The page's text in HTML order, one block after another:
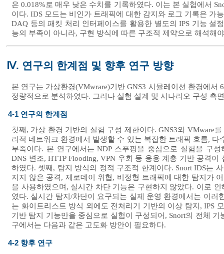
은 0.018%로 매우 낮은 수치를 기록하였다. 이는 본 실험에서
이다. IDS 모드는 비인가 트래픽에 대한 감지와 로그 기록은 가
DAQ 등의 패킷 처리 인터페이스를 활용한 별도의 IPS 기능 설
능의 부족이 아니라, 구현 방식에 따른 구조적 제약으로 해석해
Ⅳ. 연구의 한계점 및 향후 연구 방향
본 연구는 가상환경(VMwrare)기반 GNS3 시뮬레이션 환경에
정량적으로 분석하였다. 그러나 실험 설계 및 시나리오 구성 측
4-1 연구의 한계점
첫째, 가상 환경 기반의 실험 구성 제한이다. GNS3와 VMware
리적 네트워크 환경에서 발생할 수 있는 복잡한 트래픽 흐름,
부족이다. 본 연구에서는 NDP 스푸핑을 중심으로 실험을 구
DNS 변조, HTTP Flooding, VPN 우회 등 응용 계층 기반 공격
하였다. 셋째, 탐지 방식의 정적 구조적 한계이다. Snort IDS는
지지 않은 공격, 제로데이 위협, 비정형 트래픽에 대한 탐지가
을 사용하였으며, 실시간 차단 기능은 구현하지 않았다. 이로
였다. 실시간 탐지/차단이 요구되는 실제 운영 환경에서는 이러
는 화이트리스트 방식 외에도 전처리기 기반의 이상 탐지, IPS
기반 탐지 기능만을 중심으로 실험이 구성되어, Snort의 전체
구에서는 다음과 같은 고도화 방안이 필요하다.
4-2 향후 연구